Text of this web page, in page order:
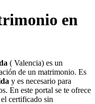
en
( Valencia) es un
de un matrimonio. Es
y es necesario para
En este portal se te ofrece
certificado sin